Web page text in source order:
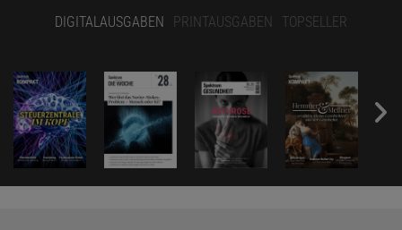
DIGITALAUSGABEN PRINTAUSGABEN TOPSELLER